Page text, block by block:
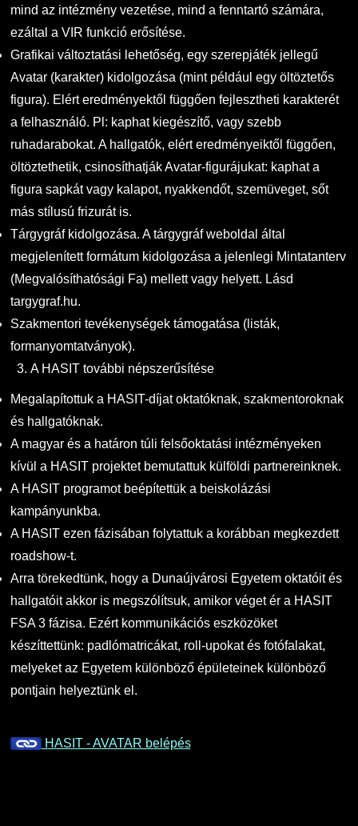
mind az intézmény vezetése, mind a fenntartó számára,
ezáltal a VIR funkció erősítése.
Grafikai változtatási lehetőség, egy szerepjáték jellegű
Avatar (karakter) kidolgozása (mint például egy öltöztetős
figura). Elért eredményektől függően fejlesztheti karakterét
a felhasználó. Pl: kaphat kiegészítő, vagy szebb
ruhadarabokat. A hallgatók, elért eredményeiktől függően,
öltöztethetik, csinosíthatják Avatar-figurájukat: kaphat a
figura sapkát vagy kalapot, nyakkendőt, szemüveget, sőt
más stílusú frizurát is.
Tárgygráf kidolgozása. A tárgygráf weboldal által
megjelenített formátum kidolgozása a jelenlegi Mintatanterv
(Megvalósíthatósági Fa) mellett vagy helyett. Lásd
targygraf.hu.
Szakmentori tevékenységek támogatása (listák,
formanyomtatványok).
A HASIT további népszerűsítése
Megalapítottuk a HASIT-díjat oktatóknak, szakmentoroknak
és hallgatóknak.
A magyar és a határon túli felsőoktatási intézményeken
kívül a HASIT projektet bemutattuk külföldi partnereinknek.
A HASIT programot beépítettük a beiskolázási
kampányunkba.
A HASIT ezen fázisában folytattuk a korábban megkezdett
roadshow-t.
Arra törekedtünk, hogy a Dunaújvárosi Egyetem oktatóit és
hallgatóit akkor is megszólítsuk, amikor véget ér a HASIT
FSA 3 fázisa. Ezért kommunikációs eszközöket
készíttettünk: padlómatricákat, roll-upokat és fotófalakat,
melyeket az Egyetem különböző épületeinek különböző
pontjain helyeztünk el.
HASIT - AVATAR belépés